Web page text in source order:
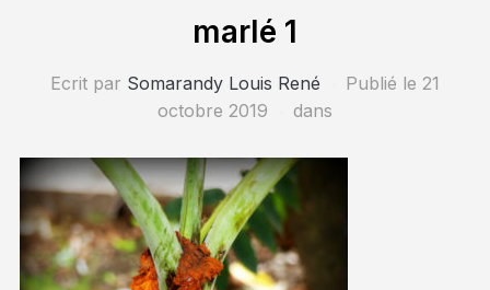
marlé 1
Ecrit par Somarandy Louis René Publié le 21
octobre 2019
dans